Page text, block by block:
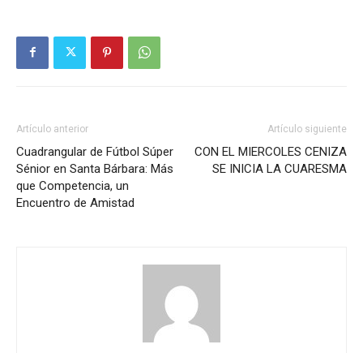
Artículo anterior
Cuadrangular de Fútbol Súper
Sénior en Santa Bárbara: Más
que Competencia, un
Encuentro de Amistad
Artículo siguiente
CON EL MIERCOLES CENIZA
SE INICIA LA CUARESMA